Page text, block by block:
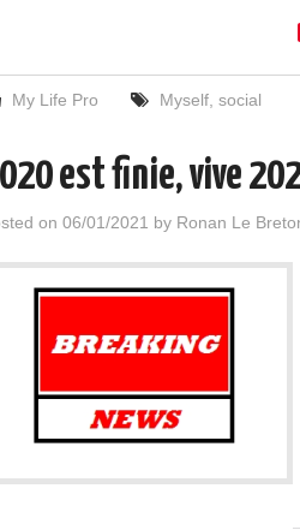
My Life Pro Myself, social
est finie, vive
on 06/01/2021 by Ronan Le